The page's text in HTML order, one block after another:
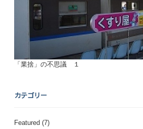
「業捨」の不思議 １
カテゴリー
Featured (7)